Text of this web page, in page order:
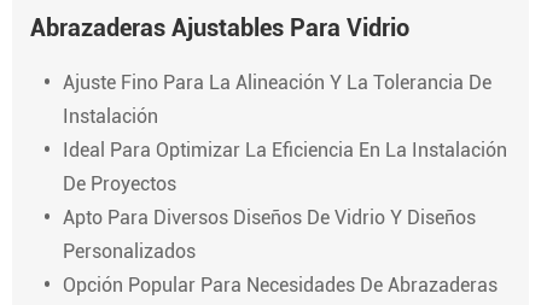
Abrazaderas Ajustables Para Vidrio
Ajuste Fino Para La Alineación Y La Tolerancia De
Instalación
Ideal Para Optimizar La Eficiencia En La Instalación
De Proyectos
Apto Para Diversos Diseños De Vidrio Y Diseños
Personalizados
Opción Popular Para Necesidades De Abrazaderas